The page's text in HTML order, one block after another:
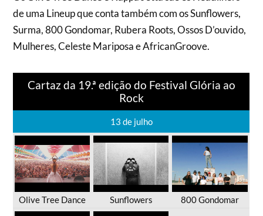
de uma Lineup que conta também com os Sunflowers,
Surma, 800 Gondomar, Rubera Roots, Ossos D’ouvido,
Mulheres, Celeste Mariposa e AfricanGroove.
Cartaz da 19.ª edição do Festival Glória ao
Rock
13 de julho
Olive Tree Dance Sunflowers 800 Gondomar